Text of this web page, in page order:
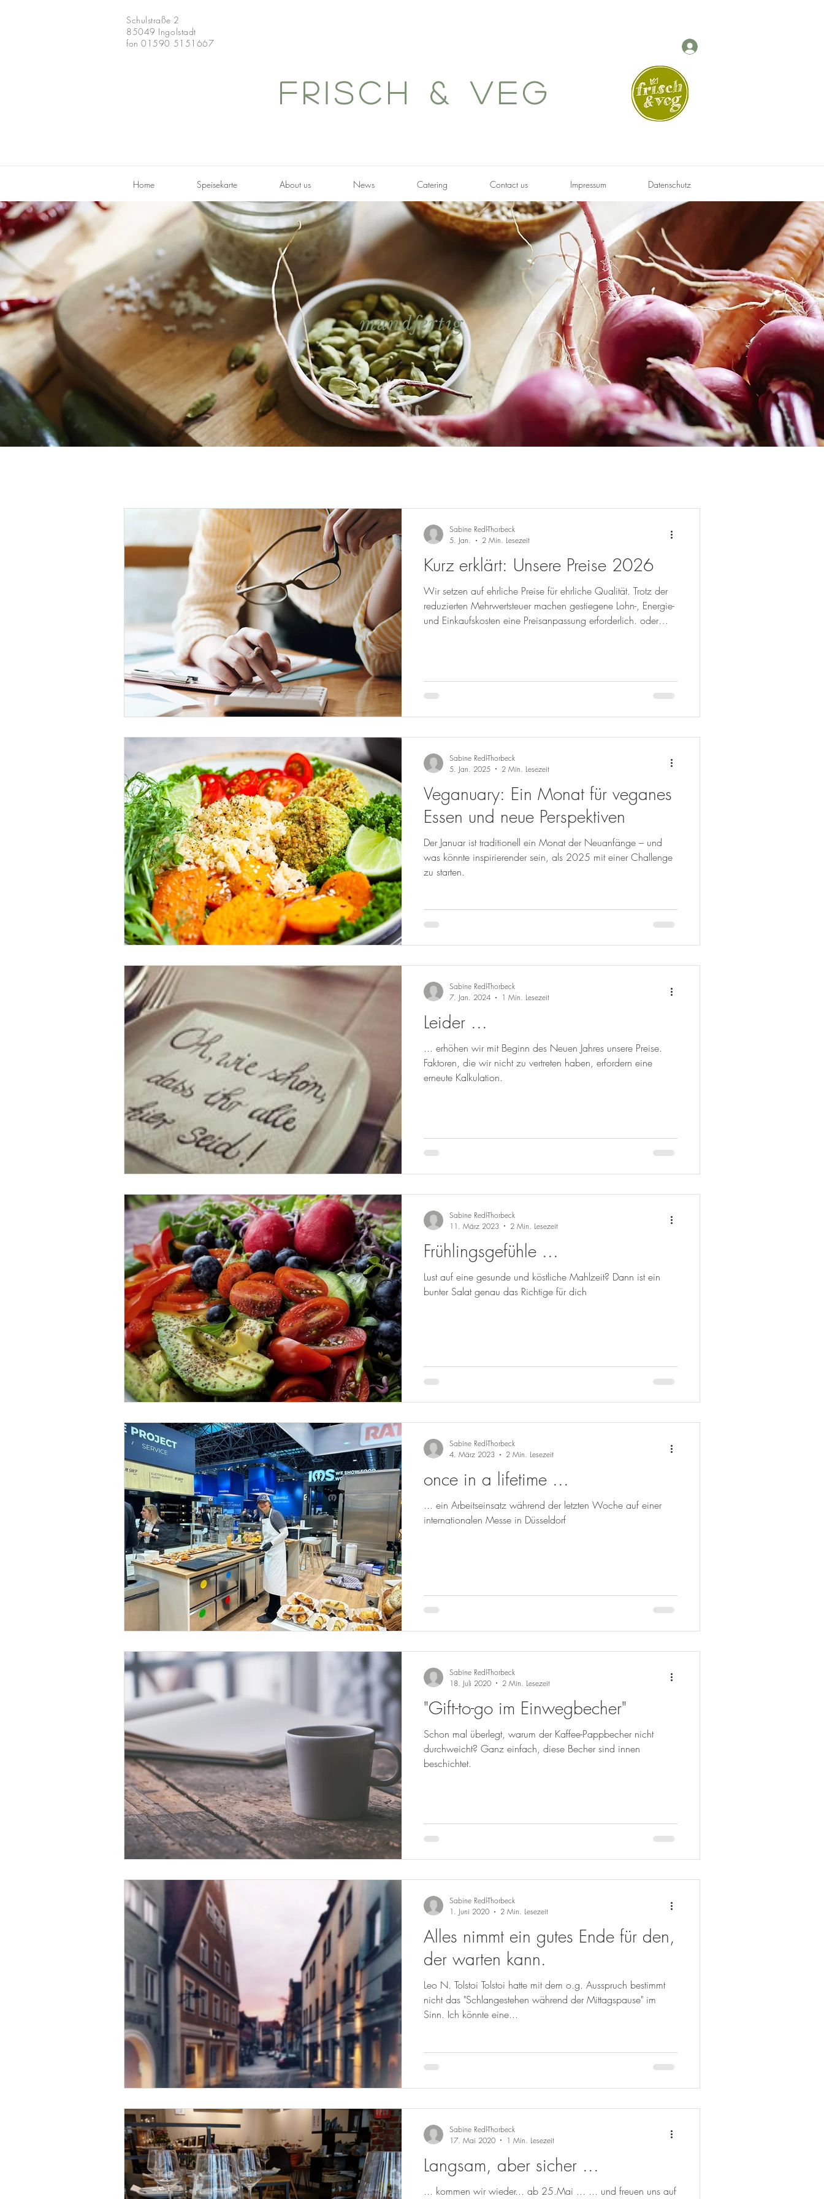
Schulstraße 2
85049 Ingolstadt
fon 01590 5151667
frisch & veg
Home Speisekarte About us News Catering Contact us Impressum Datenschutz
mundfertig
Kurz erklärt: Unsere Preise 2026
Wir setzen auf ehrliche Preise für ehrliche Qualität. Trotz der
reduzierten Mehrwertsteuer machen gestiegene Lohn-, Energie-
und Einkaufskosten eine Preisanpassung erforderlich. oder
Sabine Redl-Thorbeck
5. Jan.
2 Min. Lesezeit
Veganuary: Ein Monat für veganes
Essen und neue Perspektiven
Der Januar ist traditionell ein Monat der Neuanfänge – und
was könnte inspirierender sein, als 2025 mit einer Challenge
zu starten.
Sabine Redl-Thorbeck
5. Jan. 2025
2 Min. Lesezeit
Leider ...
... erhöhen wir mit Beginn des Neuen Jahres unsere Preise.
Faktoren, die wir nicht zu vertreten haben, erfordern eine
erneute Kalkulation.
Sabine Redl-Thorbeck
7. Jan. 2024
1 Min. Lesezeit
Frühlingsgefühle ...
Lust auf eine gesunde und köstliche Mahlzeit? Dann ist ein
bunter Salat genau das Richtige für dich
Sabine Redl-Thorbeck
11. März 2023
2 Min. Lesezeit
once in a lifetime ...
... ein Arbeitseinsatz während der letzten Woche auf einer
internationalen Messe in Düsseldorf
Sabine Redl-Thorbeck
4. März 2023
2 Min. Lesezeit
"Gift-to-go im Einwegbecher"
Schon mal überlegt, warum der Kaffee-Pappbecher nicht
durchweicht? Ganz einfach, diese Becher sind innen
beschichtet.
Sabine Redl-Thorbeck
18. Juli 2020
2 Min. Lesezeit
Alles nimmt ein gutes Ende für den,
der warten kann.
Leo N. Tolstoi Tolstoi hatte mit dem o.g. Ausspruch bestimmt
nicht das "Schlangestehen während der Mittagspause" im
Sinn. Ich könnte eine...
Sabine Redl-Thorbeck
1. Juni 2020
2 Min. Lesezeit
Langsam, aber sicher ...
... kommen wir wieder... ab 25.Mai ... ... und freuen uns auf
Sabine Redl-Thorbeck
17. Mai 2020
1 Min. Lesezeit